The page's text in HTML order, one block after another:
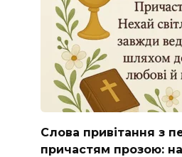
Слова привітання з
причастям прозою: